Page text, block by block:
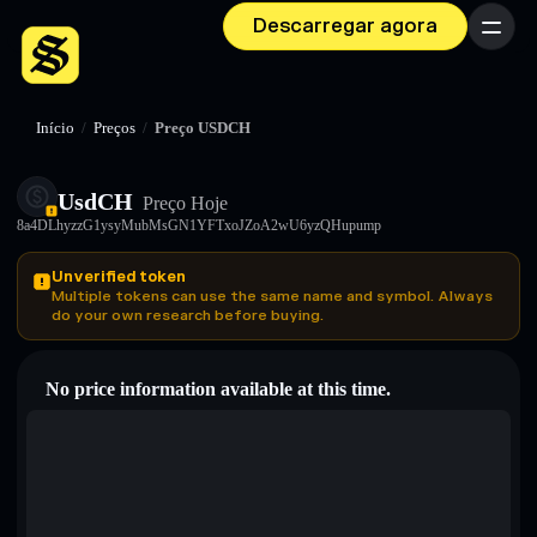
Descarregar agora Menu
Início / Preços / Preço USDCH
UsdCH Preço Hoje
8a4DLhyzzG1ysyMubMsGN1YFTxoJZoA2wU6yzQHupump
Unverified token
Multiple tokens can use the same name and symbol. Always
do your own research before buying.
No price information available at this time.